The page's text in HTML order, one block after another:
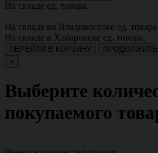
На складе ед. товара.
На складе во Владивостоке ед. товара.
На складе в Хабаровске ед. товара.
ПЕРЕЙТИ В КОРЗИНУ
×
Выберите
покупаемого